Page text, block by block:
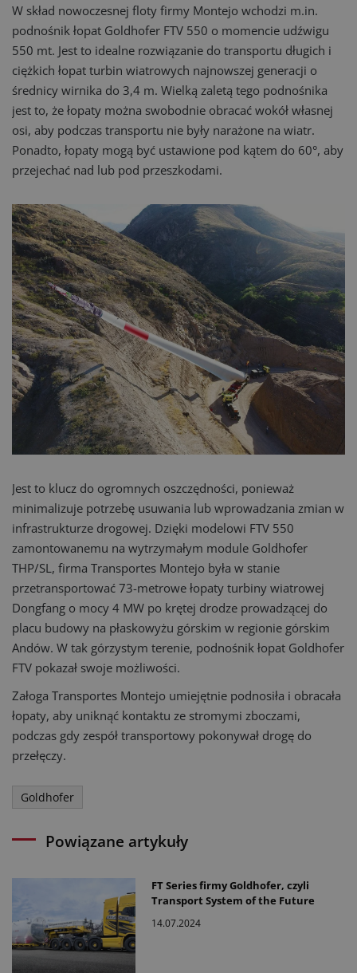
W skład nowoczesnej floty firmy Montejo wchodzi m.in.
podnośnik łopat Goldhofer FTV 550 o momencie udźwigu
550 mt. Jest to idealne rozwiązanie do transportu długich i
ciężkich łopat turbin wiatrowych najnowszej generacji o
średnicy wirnika do 3,4 m. Wielką zaletą tego podnośnika
jest to, że łopaty można swobodnie obracać wokół własnej
osi, aby podczas transportu nie były narażone na wiatr.
Ponadto, łopaty mogą być ustawione pod kątem do 60°, aby
przejechać nad lub pod przeszkodami.
Jest to klucz do ogromnych oszczędności, ponieważ
minimalizuje potrzebę usuwania lub wprowadzania zmian w
infrastrukturze drogowej. Dzięki modelowi FTV 550
zamontowanemu na wytrzymałym module Goldhofer
THP/SL, firma Transportes Montejo była w stanie
przetransportować 73-metrowe łopaty turbiny wiatrowej
Dongfang o mocy 4 MW po krętej drodze prowadzącej do
placu budowy na płaskowyżu górskim w regionie górskim
Andów. W tak górzystym terenie, podnośnik łopat Goldhofer
FTV pokazał swoje możliwości.
Załoga Transportes Montejo umiejętnie podnosiła i obracała
łopaty, aby uniknąć kontaktu ze stromymi zboczami,
podczas gdy zespół transportowy pokonywał drogę do
przełęczy.
Goldhofer
Powiązane artykuły
FT Series firmy Goldhofer, czyli
Transport System of the Future
14.07.2024